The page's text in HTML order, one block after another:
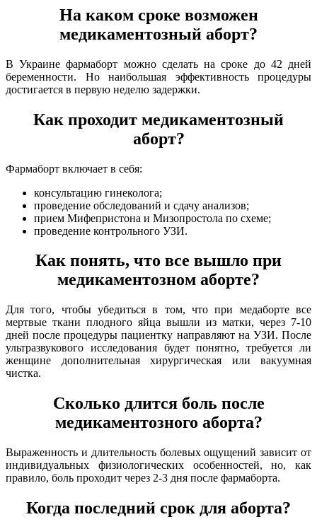
На каком сроке возможен
медикаментозный аборт?
В Украине фармаборт можно сделать на сроке до 42 дней
беременности. Но наибольшая эффективность процедуры
достигается в первую неделю задержки.
Как проходит медикаментозный
аборт?
Фармаборт включает в себя:
консультацию гинеколога;
проведение обследований и сдачу анализов;
прием Мифепристона и Мизопростола по схеме;
проведение контрольного УЗИ.
Как понять, что все вышло при
медикаментозном аборте?
Для того, чтобы убедиться в том, что при медаборте все
мертвые ткани плодного яйца вышли из матки, через 7-10
дней после процедуры пациентку направляют на УЗИ. После
ультразвукового исследования будет понятно, требуется ли
женщине дополнительная хирургическая или вакуумная
чистка.
Сколько длится боль после
медикаментозного аборта?
Выраженность и длительность болевых ощущений зависит от
индивидуальных физиологических особенностей, но, как
правило, боль проходит через 2-3 дня после фармаборта.
Когда последний срок для аборта?